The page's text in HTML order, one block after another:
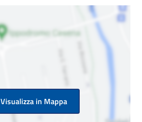
Visualizza in Mappa